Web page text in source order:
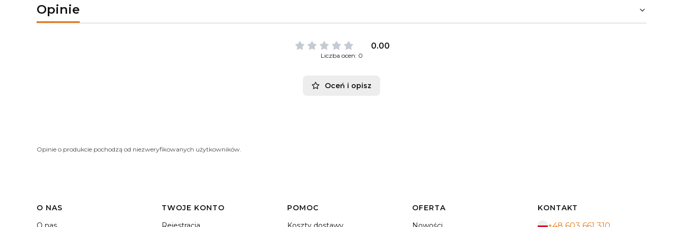
Opinie
0.00
Liczba ocen: 0
Oceń i opisz
Opinie o produkcie pochodzą od niezweryfikowanych użytkowników.
O NAS
TWOJE KONTO
POMOC
OFERTA
KONTAKT